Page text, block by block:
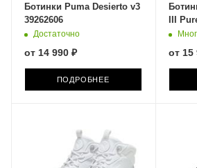
Ботинки Puma Desierto v3
39262606
Достаточно
от 14 990 ₽
ПОДРОБНЕЕ
III
от 15